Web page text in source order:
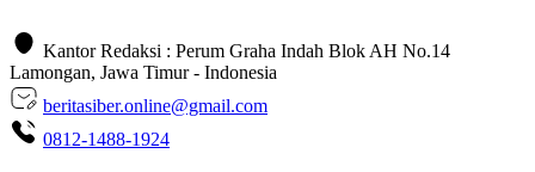
Kantor Redaksi : Perum Graha Indah Blok AH No.14
Lamongan, Jawa Timur - Indonesia
beritasiber.online@gmail.com
0812-1488-1924